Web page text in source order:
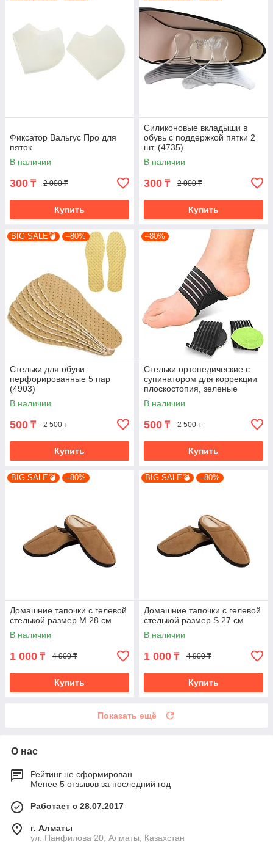
Фиксатор Вальгус Про для
пяток
В наличии
300 ₸ 2 000 ₸
Купить
Силиконовые вкладыши в
обувь с поддержкой пятки 2
шт. (4735)
В наличии
300 ₸ 2 000 ₸
Купить
BIG SALE💣 –80%
Стельки для обуви
перфорированные 5 пар
(4903)
В наличии
500 ₸ 2 500 ₸
Купить
–80%
Стельки ортопедические с
супинатором для коррекции
плоскостопия, зеленые
(4782-1)
В наличии
500 ₸ 2 500 ₸
Купить
BIG SALE💣 –80%
Домашние тапочки с гелевой
стелькой размер M 28 см
В наличии
1 000 ₸ 4 900 ₸
Купить
BIG SALE💣 –80%
Домашние тапочки с гелевой
стелькой размер S 27 см
В наличии
1 000 ₸ 4 900 ₸
Купить
Показать ещё
О нас
Рейтинг не сформирован
Менее 5 отзывов за последний год
Работает с 28.07.2017
г. Алматы
ул. Панфилова 20, Алматы, Казахстан